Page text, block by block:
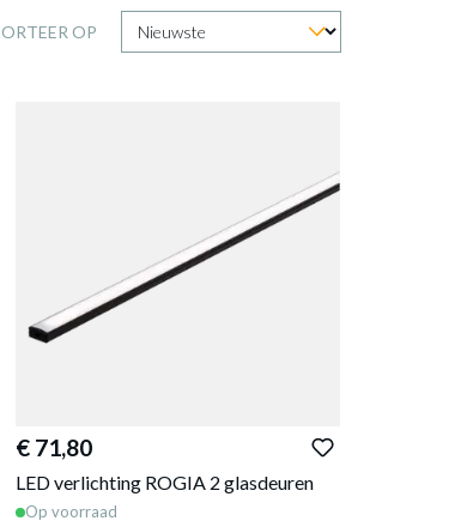
OP
€ 71,80
LED verlichting ROGIA 2 glasdeuren
Op voorraad